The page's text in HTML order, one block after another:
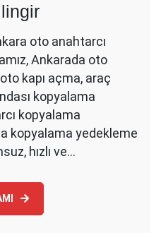
oto anahtarcı
Ankarada oto
kapı açma, araç
kopyalama
kopyalama
kopyalama yedekleme
hızlı ve…